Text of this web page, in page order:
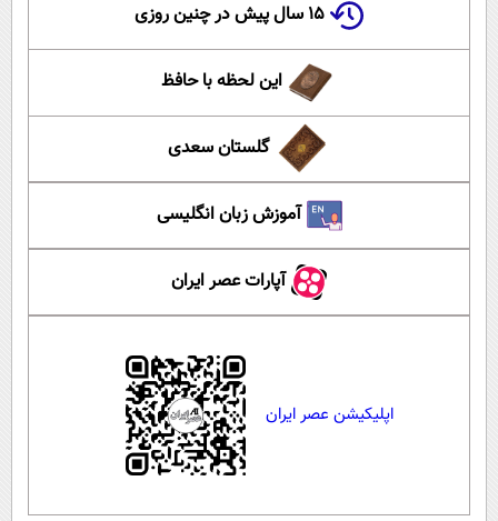
۱۵ سال پیش در چنین روزی
این لحظه با حافظ
گلستان سعدی
آموزش زبان انگلیسی
آپارات عصر ایران
اپلیکیشن عصر ایران